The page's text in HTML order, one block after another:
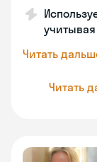
Читать
Читать